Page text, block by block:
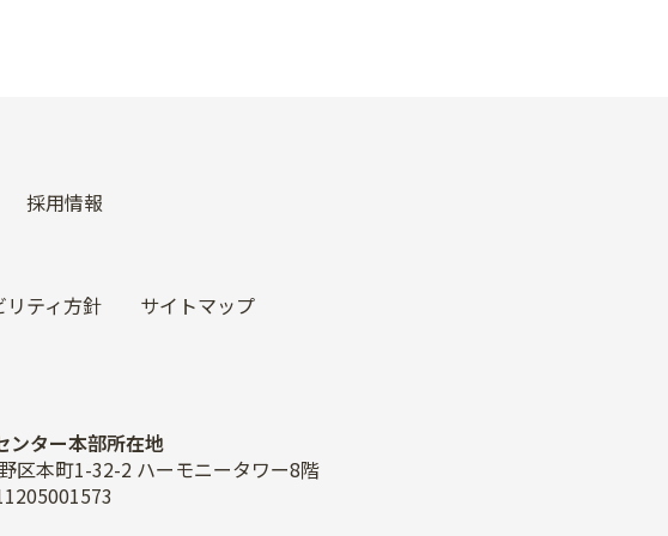
採用情報
リティ方針 サイトマップ
ンター本部所在地
区本町1-32-2 ハーモニータワー8階